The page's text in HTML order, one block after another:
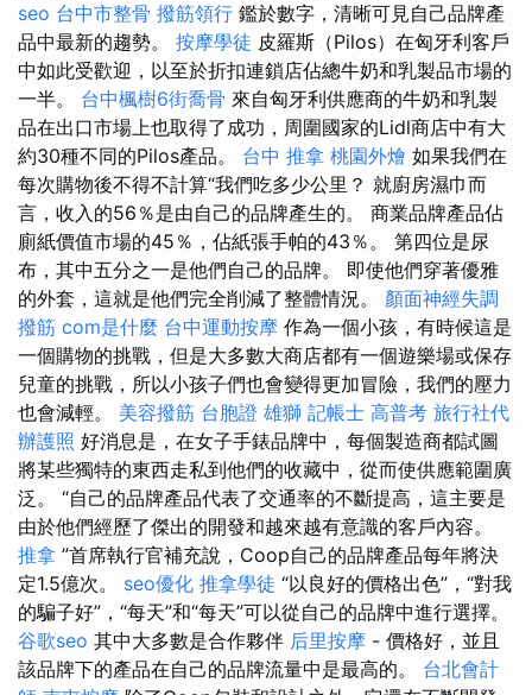
seo 台中市整骨 撥筋領行 鑑於數字，清晰可見自己品牌產
品中最新的趨勢。 按摩學徒 皮羅斯（Pilos）在匈牙利客戶
中如此受歡迎，以至於折扣連鎖店佔總牛奶和乳製品市場的
一半。 台中楓樹6街喬骨 來自匈牙利供應商的牛奶和乳製
品在出口市場上也取得了成功，周圍國家的Lidl商店中有大
約30種不同的Pilos產品。 台中 推拿 桃園外燴 如果我們在
每次購物後不得不計算“我們吃多少公里？ 就廚房濕巾而
言，收入的56％是由自己的品牌產生的。 商業品牌產品佔
廁紙價值市場的45％，佔紙張手帕的43％。 第四位是尿
布，其中五分之一是他們自己的品牌。 即使他們穿著優雅
的外套，這就是他們完全削減了整體情況。 顏面神經失調
撥筋 com是什麼 台中運動按摩 作為一個小孩，有時候這是
一個購物的挑戰，但是大多數大商店都有一個遊樂場或保存
兒童的挑戰，所以小孩子們也會變得更加冒險，我們的壓力
也會減輕。 美容撥筋 台胞證 雄獅 記帳士 高普考 旅行社代
辦護照 好消息是，在女子手錶品牌中，每個製造商都試圖
將某些獨特的東西走私到他們的收藏中，從而使供應範圍廣
泛。 “自己的品牌產品代表了交通率的不斷提高，這主要是
由於他們經歷了傑出的開發和越來越有意識的客戶內容。
推拿 ”首席執行官補充說，Coop自己的品牌產品每年將決
定1.5億次。 seo優化 推拿學徒 “以良好的價格出色”，“對我
的騙子好”，“每天”和“每天”可以從自己的品牌中進行選擇。
谷歌seo 其中大多數是合作夥伴 后里按摩 - 價格好，並且
該品牌下的產品在自己的品牌流量中是最高的。 台北會計